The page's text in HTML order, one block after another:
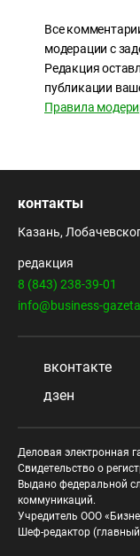
Все
модерации с
Редакция
публикации
Правила
контакты
Казань,
редакция
8 (843) 238-39-01
info@business-
вконтакте
дзен
Деловая электронная
Свидетельство о
Выдано федеральной
коммуникаций.
Учредитель ООО
Шеф-редактор